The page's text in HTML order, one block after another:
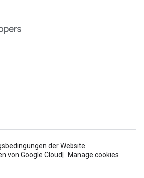
der Website
von Google Cloud
Manage cookies